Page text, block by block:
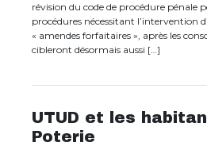
révision du code de procédure pénale
procédures nécessitant l’intervention
« amendes forfaitaires », après les
cibleront désormais aussi […]
UTUD et les
Poterie